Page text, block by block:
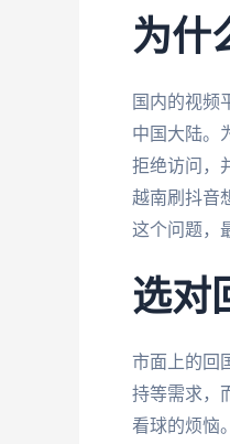
为什
国内的视频
中国大陆。
拒绝访问，
越南刷抖音
这个问题，
选对
市面上的回
持等需求，
看球的烦恼。